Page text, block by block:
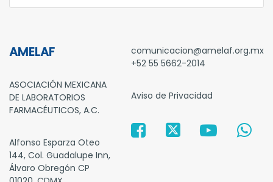
AMELAF
ASOCIACIÓN MEXICANA
DE LABORATORIOS
FARMACÉUTICOS, A.C.
Alfonso Esparza Oteo
144, Col. Guadalupe Inn,
Álvaro Obregón CP
comunicacion@amelaf.org.mx
+52 55 5662-2014
Aviso de Privacidad